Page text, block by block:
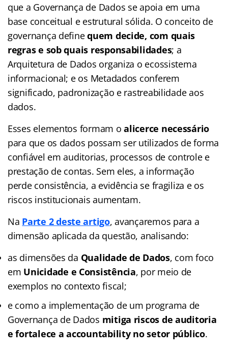
que a Governança de Dados se apoia em uma
base conceitual e estrutural sólida. O conceito de
governança definequem decide, com quais
regras e sob quais responsabilidades; a
Arquitetura de Dados organiza o ecossistema
informacional; e os Metadados conferem
significado, padronização e rastreabilidade aos
dados.
Esses elementos formam oalicerce necessário
para que os dados possam ser utilizados de forma
confiável em auditorias, processos de controle e
prestação de contas. Sem eles, a informação
perde consistência, a evidência se fragiliza e os
riscos institucionais aumentam.
Na Parte 2 deste artigo, avançaremos para a
dimensão aplicada da questão, analisando:
as dimensões da Qualidade de Dados, com foco
em Unicidade e Consistência, por meio de
exemplos no contexto fiscal;
e como a implementação de um programa de
Governança de Dados mitiga riscos de auditoria
e fortalece a accountability no setor público.